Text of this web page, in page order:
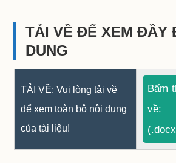
TẢI VỀ ĐỂ XEM ĐẦY
DUNG
TẢI VỀ: Vui lòng tải về
để xem toàn bộ nội dung
của tài liệu!
Bấm
về: